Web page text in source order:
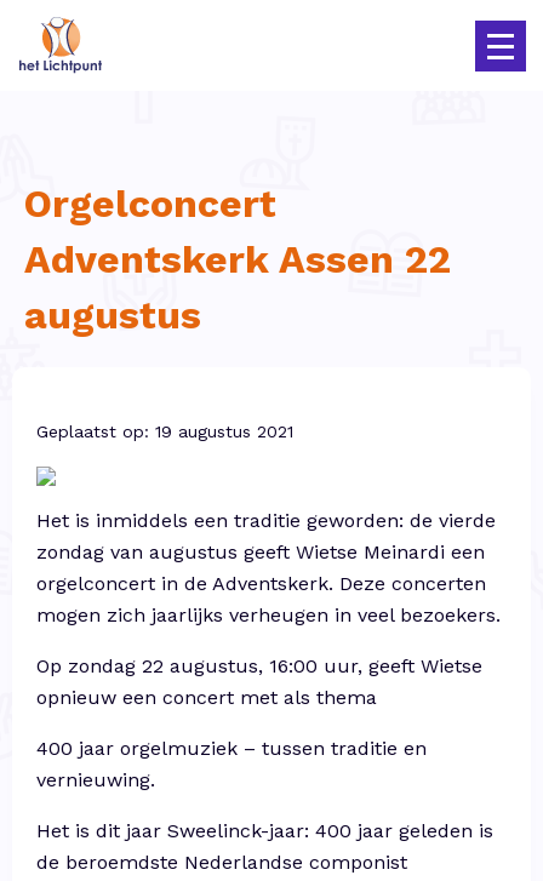
Orgelconcert
Adventskerk Assen 22
augustus
Geplaatst op: 19 augustus 2021
Het is inmiddels een traditie geworden: de vierde
zondag van augustus geeft Wietse Meinardi een
orgelconcert in de Adventskerk. Deze concerten
mogen zich jaarlijks verheugen in veel bezoekers.
Op zondag 22 augustus, 16:00 uur, geeft Wietse
opnieuw een concert met als thema
400 jaar orgelmuziek – tussen traditie en
vernieuwing.
Het is dit jaar Sweelinck-jaar: 400 jaar geleden is
de beroemdste Nederlandse componist